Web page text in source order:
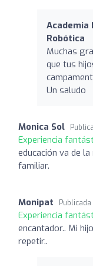
Academia
Robótica
Muchas
que tus
Un saludo
Monica Sol
Experiencia
educación va de
familiar.
Monipat Publicada
Experiencia
encantador.. Mi
repetir..